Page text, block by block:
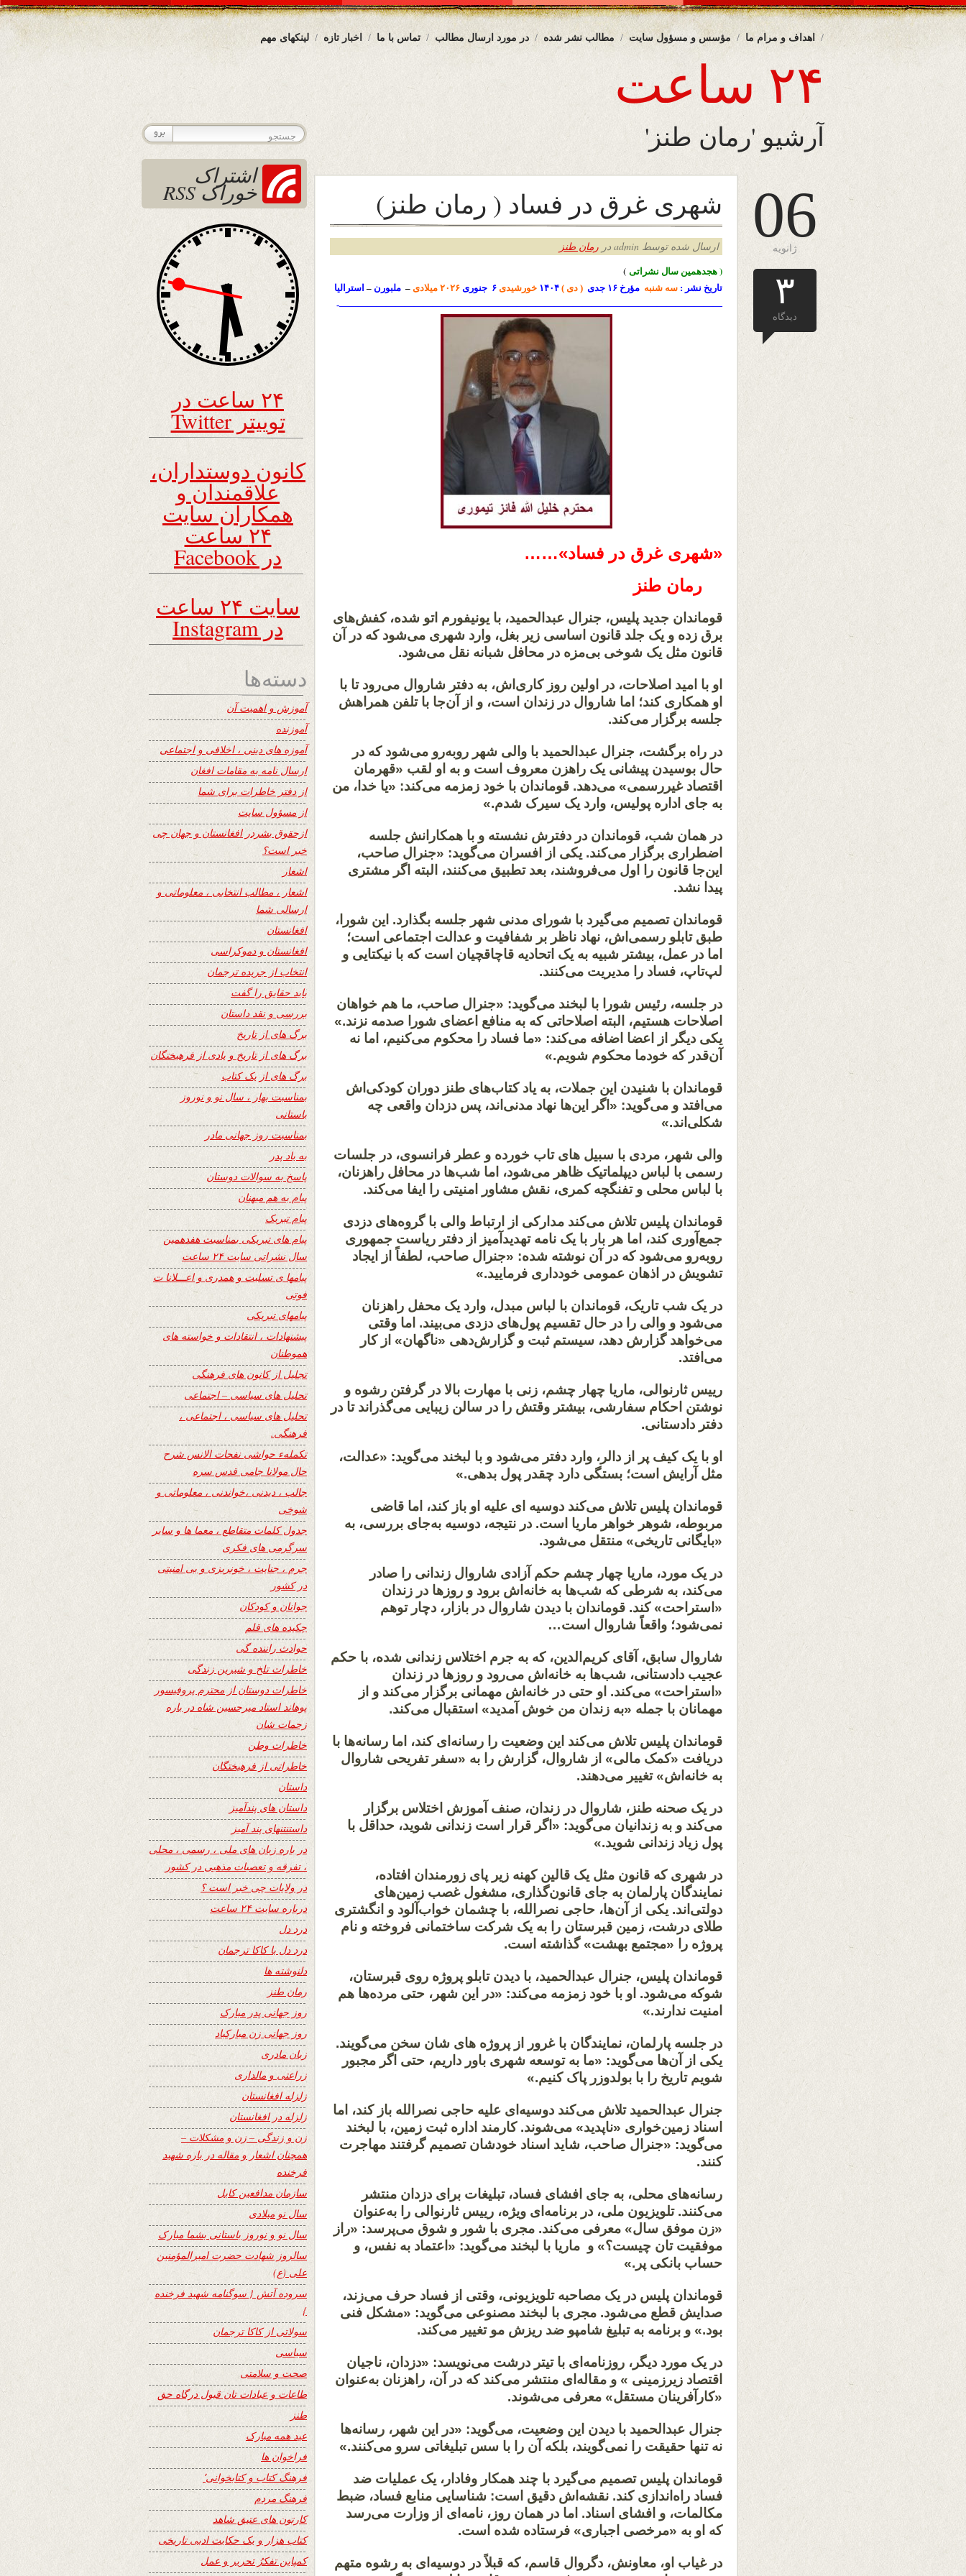
لینکهای مهم اخبار تازه تماس با ما در مورد ارسال مطالب مطالب نشر شده مؤسس و مسؤول سایت اهداف و مرام ما
۲۴ ساعت
آرشیو 'رمان طنز'
06
ژانویه
۳
دیدگاه
شهری غرق در فساد ( رمان طنز)
ارسال شده توسط admin در رمان طنز
( هجدهمین سال نشراتی )
تاریخ نشر : سه شنبه مؤرخ ۱۶ جدی ( دی ) ۱۴۰۴ خورشیدی ۶ جنوری – ملبورن – استرالیا
—————————————————————————————————————————-
«شهری غرق در فساد»……
رمان طنز
قوماندان جدید پلیس، جنرال عبدالحمید، با یونیفورم اتو شده، کفش‌های
برق‌ زده و یک جلد قانون اساسی زیر بغل، وارد شهری می‌شود که در آن
قانون مثل یک شوخی بی‌مزه در محافل شبانه نقل می‌شود.
او با امید اصلاحات، در اولین روز کاری‌اش، به دفتر شاروال می‌رود تا با
او همکاری کند؛ اما شاروال در زندان است، و از آن‌جا با تلفن همراهش
جلسه برگزار می‌کند.
در راه برگشت، جنرال عبدالحمید با والی شهر روبه‌رو می‌شود که در
حال بوسیدن پیشانی یک راهزن معروف است و به او لقب «قهرمان
اقتصاد غیررسمی» می‌دهد. قوماندان با خود زمزمه می‌کند: «یا خدا، من
به جای اداره پولیس، وارد یک سیرک شدم.»
در همان شب، قوماندان در دفترش نشسته و با همکارانش جلسه
اضطراری برگزار می‌کند. یکی از افسران می‌گوید: «جنرال صاحب،
این‌جا قانون را اول می‌فروشند، بعد تطبیق می‌کنند، البته اگر مشتری
پیدا نشد.
قوماندان تصمیم می‌گیرد با شورای مدنی شهر جلسه بگذارد. این شورا،
طبق تابلو رسمی‌اش، نهاد ناظر بر شفافیت و عدالت اجتماعی است؛
اما در عمل، بیشتر شبیه به یک اتحادیه قاچاقچیان است که با نیکتایی و
لپ‌تاپ، فساد را مدیریت می‌کنند.
در جلسه، رئیس شورا با لبخند می‌گوید: «جنرال صاحب، ما هم خواهان
اصلاحات هستیم، البته اصلاحاتی که به منافع اعضای شورا صدمه نزند.»
یکی دیگر از اعضا اضافه می‌کند: «ما فساد را محکوم می‌کنیم، اما نه
آن‌قدر که خودما محکوم شویم.»
قوماندان با شنیدن این جملات، به یاد کتاب‌های طنز دوران کودکی‌اش
می‌افتد و می‌گوید: «اگر این‌ها نهاد مدنی‌اند، پس دزدان واقعی چه
شکلی‌اند.»
والی شهر، مردی با سبیل‌ های تاب‌ خورده و عطر فرانسوی، در جلسات
رسمی با لباس دیپلماتیک ظاهر می‌شود، اما شب‌ها در محافل راهزنان،
با لباس محلی و تفنگچه کمری، نقش مشاور امنیتی را ایفا می‌کند.
قوماندان پلیس تلاش می‌کند مدارکی از ارتباط والی با گروه‌های دزدی
جمع‌آوری کند، اما هر بار با یک نامه تهدیدآمیز از دفتر ریاست جمهوری
روبه‌رو می‌شود که در آن نوشته شده: «جنرال صاحب، لطفاً از ایجاد
تشویش در اذهان عمومی خودداری فرمایید.»
در یک شب تاریک، قوماندان با لباس مبدل، وارد یک محفل راهزنان
می‌شود و والی را در حال تقسیم پول‌های دزدی می‌بیند. اما وقتی
می‌خواهد گزارش دهد، سیستم ثبت و گزارش‌دهی «ناگهان» از کار
می‌افتد.
رییس ثارنوالی، ماریا چهار چشم، زنی با مهارت بالا در گرفتن رشوه و
نوشتن احکام سفارشی، بیشتر وقتش را در سالن زیبایی می‌گذراند تا در
دفتر دادستانی.
او با یک کیف پر از دالر، وارد دفتر می‌شود و با لبخند می‌گوید: «عدالت،
مثل آرایش است؛ بستگی دارد چقدر پول بدهی.»
قوماندان پلیس تلاش می‌کند دوسیه ای علیه او باز کند، اما قاضی
مربوطه، شوهر خواهر ماریا است. در نتیجه، دوسیه به‌جای بررسی، به
«بایگانی تاریخی» منتقل می‌شود.
در یک مورد، ماریا چهار چشم حکم آزادی شاروال زندانی را صادر
می‌کند، به شرطی که شب‌ها به خانه‌اش برود و روزها در زندان
«استراحت» کند. قوماندان با دیدن شاروال در بازار، دچار توهم
نمی‌شود؛ واقعاً شاروال است…
شاروال سابق، آقای کریم‌الدین، که به جرم اختلاس زندانی شده، با حکم
عجیب دادستانی، شب‌ها به خانه‌اش می‌رود و روزها در زندان
«استراحت» می‌کند. او حتی در خانه‌اش مهمانی برگزار می‌کند و از
مهمانان با جمله «به زندان من خوش آمدید» استقبال می‌کند.
قوماندان پلیس تلاش می‌کند این وضعیت را رسانه‌ای کند، اما رسانه‌ها با
دریافت «کمک مالی» از شاروال، گزارش را به «سفر تفریحی شاروال
به خانه‌اش» تغییر می‌دهند.
در یک صحنه طنز، شاروال در زندان، صنف آموزش اختلاس برگزار
می‌کند و به زندانیان می‌گوید: «اگر قرار است زندانی شوید، حداقل با
پول زیاد زندانی شوید.»
در شهری که قانون مثل یک قالین کهنه زیر پای زورمندان افتاده،
نمایندگان پارلمان به جای قانون‌گذاری، مشغول غصب زمین‌های
دولتی‌اند. یکی از آن‌ها، حاجی نصرالله، با چشمان خواب‌آلود و انگشتری
طلای درشت، زمین قبرستان را به یک شرکت ساختمانی فروخته و نام
پروژه را «مجتمع بهشت» گذاشته است.
قوماندان پلیس، جنرال عبدالحمید، با دیدن تابلو پروژه روی قبرستان،
شوکه می‌شود. او با خود زمزمه می‌کند: «در این شهر، حتی مرده‌ها هم
امنیت ندارند.»
در جلسه پارلمان، نمایندگان با غرور از پروژه‌ های‌ شان سخن می‌گویند.
یکی از آن‌ها می‌گوید: «ما به توسعه شهری باور داریم، حتی اگر مجبور
شویم تاریخ را با بولدوزر پاک کنیم.»
جنرال عبدالحمید تلاش می‌کند دوسیه‌ای علیه حاجی نصرالله باز کند، اما
اسناد زمین‌خواری «ناپدید» می‌شوند. کارمند اداره ثبت زمین، با لبخند
می‌گوید: «جنرال صاحب، شاید اسناد خودشان تصمیم گرفتند مهاجرت
کنند.
رسانه‌های محلی، به جای افشای فساد، تبلیغات برای دزدان منتشر
می‌کنند. تلویزیون ملی، در برنامه‌ای ویژه، رییس ثارنوالی را به‌عنوان
«زن موفق سال» معرفی می‌کند. مجری با شور و شوق می‌پرسد: «راز
موفقیت‌ تان چیست؟» و ماریا با لبخند می‌گوید: «اعتماد به نفس، و
حساب بانکی پر.»
قوماندان پلیس در یک مصاحبه تلویزیونی، وقتی از فساد حرف می‌زند،
صدایش قطع می‌شود. مجری با لبخند مصنوعی می‌گوید: «مشکل فنی
بود.» و برنامه به تبلیغ شامپو ضد ریزش مو تغییر می‌کند.
در یک مورد دیگر، روزنامه‌ای با تیتر درشت می‌نویسد: «دزدان، ناجیان
اقتصاد زیرزمینی » و مقاله‌ای منتشر می‌کند که در آن، راهزنان به‌عنوان
«کارآفرینان مستقل» معرفی می‌شوند.
جنرال عبدالحمید با دیدن این وضعیت، می‌گوید: «در این شهر، رسانه‌ها
نه تنها حقیقت را نمی‌گویند، بلکه آن را با سس تبلیغاتی سرو می‌کنند.»
قوماندان پلیس تصمیم می‌گیرد با چند همکار وفادار، یک عملیات ضد
فساد راه‌اندازی کند. نقشه‌اش دقیق است: شناسایی منابع فساد، ضبط
مکالمات، و افشای اسناد. اما در همان روز، نامه‌ای از وزارت می‌رسد
که او به «مرخصی اجباری» فرستاده شده است.
در غیاب او، معاونش، دگروال قاسم، که قبلاً در دوسیه‌ای به رشوه متهم
اشتراک
خوراک RSS
۲۴ ساعت در
توییتر Twitter
کانون دوستداران،
علاقمندان و
همکاران سایت
۲۴ ساعت
در Facebook
سایت ۲۴ ساعت
در Instagram
دسته‌ها
آموزش و اهمیت آن
آموزنده
آموزه های دینی ، اخلاقی و اجتماعی
ارسال نامه به مقامات افغان
از دفتر خاطرات برای شما
از مسؤول سایت
ازحقوق بشردر افغانستان و جهان چی
خبر است؟
اشعار
اشعار ، مطالب انتخابی ، معلوماتی و
ارسالی شما
افغانستان
افغانستان و دموکراسی
انتخاب از جریده ترجمان
باید حقایق را گفت
بررسی و نقد داستان
برگ های از تاریخ
برگ های از تاریخ و یادی از فرهیختگان
برگ های از یک کتاب
بمناسبت بهار ، سال نو و نوروز
باستانی
بمناسبت روز جهانی مادر
به یاد پدر
پاسخ به سوالات دوستان
پیام به هم میهنان
پیام تبریک
پیام های تبریکی بمناسبت هفدهمین
سال نشراتی سایت ۲۴ ساعت
پیامها ی تسلیت و همدری و اعـــلانا ت
فوتی
پیامهای تبریکی
پیشنهادات ، انتقادات و خواسته های
هموطنان
تجلیل از کانون های فرهنگی
تحلیل های سیاسی – اجتماعی
تحلیل های سیاسی ، اجتماعی ،
فرهنگی.
تکملهء حواشی نفحات الانس شرح
حال مولانا جامی قدس سره
جالب ، دیدنی ،خواندنی ، معلوماتی و
شوخی
جدول کلمات متقاطع ، معما ها و سایر
سرگرمی های فکری
جرم ، جنایت ، خونریزی و بی امنیتی
در کشور
جوانان و کودکان
چکیده های قلم
حوادث راننده گی
خاطرات تلخ و شیرین زندگی
خاطرات دوستان از محترم پروفیسور
پوهاند استاد میرحسین شاه در باره
زحمات شان
خاطرات وطن
خاطراتی از فرهیختگان
داستان
داستان های پندآمیز
داستنتنهای پند آمیز
در باره زبان های ملی ، رسمی ، محلی
، تفرقه و تعصبات مذهبی در کشور
در ولایات چی خبر است ؟
درباره سایت ۲۴ ساعت
درد دل
درد دل با کاکا ترجمان
دلنوشته ها
رمان طنز
روز جهانی پدر مبارک
روز جهانی زن مبارکباد
زبان مادری
زراعتی و مالداری
زلزله افغانستان
زلزله در افغانستان
زن و زندگی – زن و مشکلات –
همچنان اشعار و مقاله در باره شهید
فرخنده
سازمان مدافعین کابل
سال نو میلادی
سال نو و نوروز باستانی بشما مبارک
سالروز شهادت حضرت امیرالمؤمنین
علی (ع)
سروده آتش { سوگنامه شهید فرخنده
}
سولاتی از کاکا ترجمان
سیاسی
صحت و سلامتی
طاعات و عبادات تان قبول درگاه حق
طنز
عید همه مبارک
فراخوان ها
فرهنگ کتاب و کتابخوانی٬
فرهنگ مردم
کارتون های عتیق شاهد
کتاب هزار و یک حکایت ادبی تاریخی
کمپاین تفکرُ تحریر و عمل